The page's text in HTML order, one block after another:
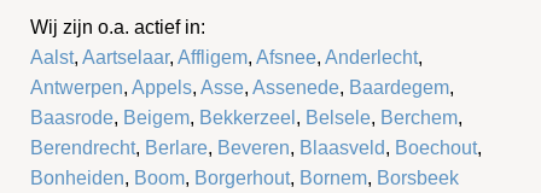
Wij zijn o.a. actief in:
Aalst, Aartselaar, Affligem, Afsnee, Anderlecht,
Antwerpen, Appels, Asse, Assenede, Baardegem,
Baasrode, Beigem, Bekkerzeel , Belsele, Berchem,
Berendrecht, Berlare, Beveren, Blaasveld, Boechout,
Bonheiden, Boom, Borgerhout, Bornem, Borsbeek